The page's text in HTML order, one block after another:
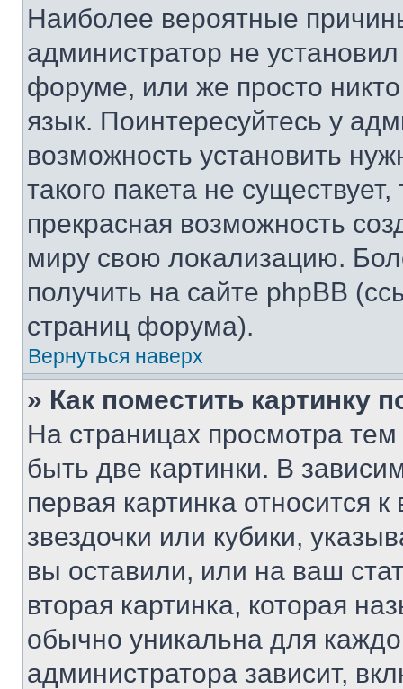
Наиболее вероятные
администратор не
форуме, или же просто
язык. Поинтересуйтесь у
возможность установить
такого пакета не
прекрасная возможность
миру свою локализацию.
получить на сайте phpBB
страниц форума).
Вернуться наверх
» Как поместить картинку
На страницах просмотра
быть две картинки. В
первая картинка относится
звездочки или кубики,
вы оставили, или на ваш
вторая картинка, которая
обычно уникальна для
администратора зависит,